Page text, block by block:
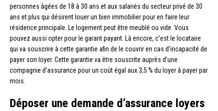
personnes âgées de 18 à 30 ans et aux salariés du secteur privé de 30
ans et plus qui désirent louer un bien immobilier pour en faire leur
résidence principale. Le logement peut être meublé ou vide. Vous
pouvez aussi opter pour le garant payant. Là encore, c’est le locataire
qui va souscrire à cette garantie afin de le couvrir en cas d’incapacité de
payer son loyer. Cette garantie va être souscrite auprès d’une
compagnie d’assurance pour un coût égal aux 3,5 % du loyer à payer par
mois.
Déposer une demande d’assurance loyers